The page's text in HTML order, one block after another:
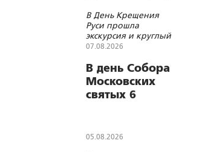
В День Крещения
Руси прошла
экскурсия и круглый
стол Института стран
07.08.2026
В день Собора
Московских
святых 6
Общемосковский
05.08.2026